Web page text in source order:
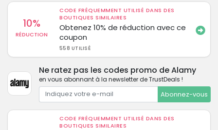
10%
RÉDUCTION
CODE FRÉQUEMMENT UTILISÉ DANS DES
BOUTIQUES SIMILAIRES
Obtenez 10% de réduction avec ce
coupon
558 UTILISÉ
Ne ratez pas les codes promo de Alamy
en vous abonnant à la newsletter de TrustDeals !
Abonnez-vous
CODE FRÉQUEMMENT UTILISÉ DANS DES
BOUTIQUES SIMILAIRES